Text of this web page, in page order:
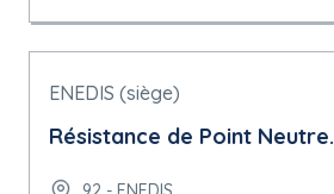
ENEDIS (siège)
Résistance de Point Neutre.